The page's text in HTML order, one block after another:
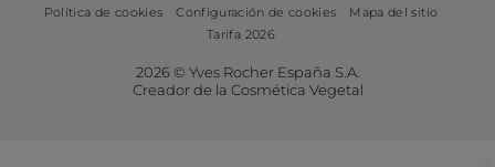
Política de cookies
Configuración de cookies
Mapa del sitio
Tarifa 2026
2026 © Yves Rocher España S.A.
Creador de la Cosmética Vegetal